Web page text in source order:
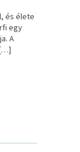
és élete
egy
A